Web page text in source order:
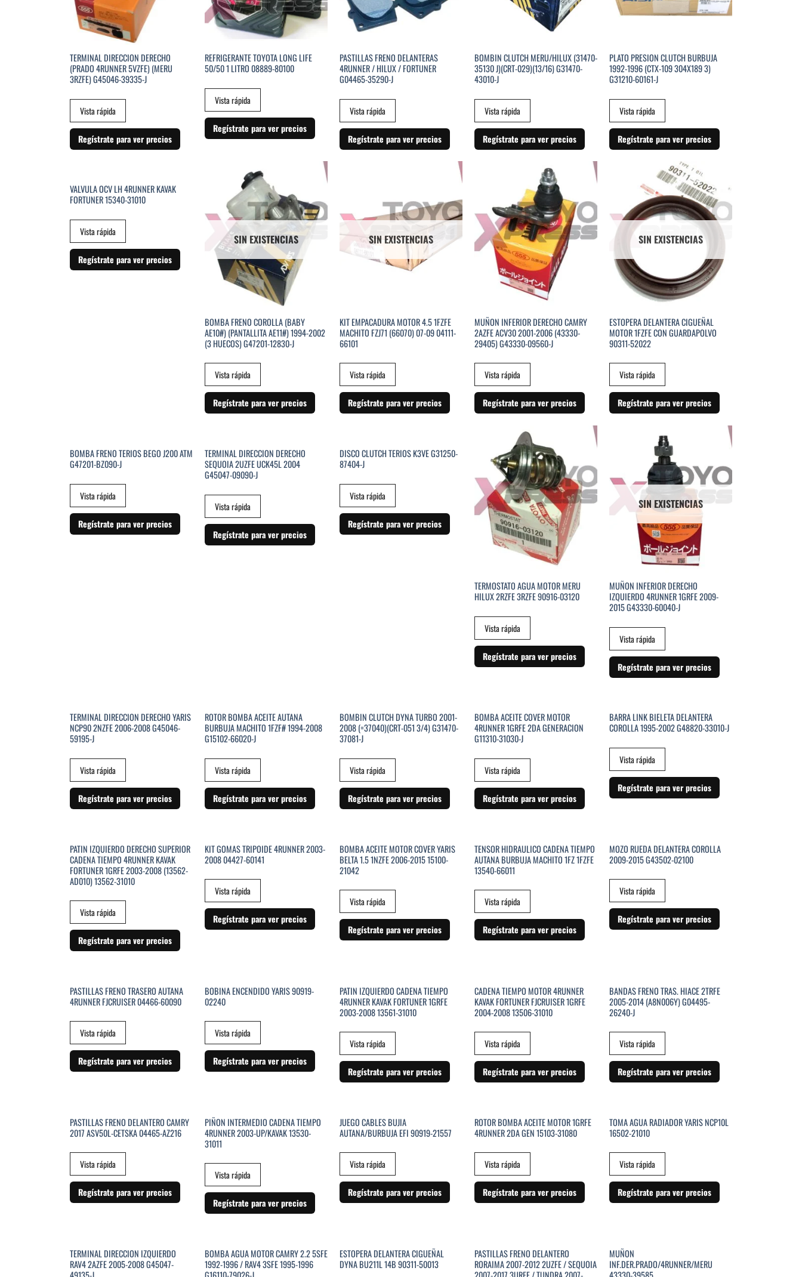
TERMINAL DIRECCION DERECHO
(PRADO 4RUNNER 5VZFE) (MERU
3RZFE) G45046-39335-J
Vista rápida
Regístrate para ver precios
REFRIGERANTE TOYOTA LONG LIFE
50/50 1 LITRO 08889-80100
Vista rápida
Regístrate para ver precios
PASTILLAS FRENO DELANTERAS
4RUNNER / HILUX / FORTUNER
G04465-35290-J
Vista rápida
Regístrate para ver precios
BOMBIN CLUTCH MERU/HILUX (31470-
35130 J)(CRT-029)(13/16) G31470-
43010-J
Vista rápida
Regístrate para ver precios
PLATO PRESION CLUTCH BURBUJA
1992-1996 (CTX-109 304X189 3)
G31210-60161-J
Vista rápida
Regístrate para ver precios
SIN EXISTENCIAS
VALVULA OCV LH 4RUNNER KAVAK
FORTUNER 15340-31010
Vista rápida
Regístrate para ver precios
SIN EXISTENCIAS
BOMBA FRENO COROLLA (BABY
AE10#) (PANTALLITA AE11#) 1994-2002
(3 HUECOS) G47201-12830-J
Vista rápida
Regístrate para ver precios
SIN EXISTENCIAS
KIT EMPACADURA MOTOR 4.5 1FZFE
MACHITO FZJ71 (66070) 07-09 04111-
66101
Vista rápida
Regístrate para ver precios
MUÑON INFERIOR DERECHO CAMRY
2AZFE ACV30 2001-2006 (43330-
29405) G43330-09560-J
Vista rápida
Regístrate para ver precios
SIN EXISTENCIAS
ESTOPERA DELANTERA CIGUEÑAL
MOTOR 1FZFE CON GUARDAPOLVO
90311-52022
Vista rápida
Regístrate para ver precios
BOMBA FRENO TERIOS BEGO J200 ATM
G47201-BZ090-J
Vista rápida
Regístrate para ver precios
SIN EXISTENCIAS
TERMINAL DIRECCION DERECHO
SEQUOIA 2UZFE UCK45L 2004
G45047-09090-J
Vista rápida
Regístrate para ver precios
SIN EXISTENCIAS
DISCO CLUTCH TERIOS K3VE G31250-
87404-J
Vista rápida
Regístrate para ver precios
TERMOSTATO AGUA MOTOR MERU
HILUX 2RZFE 3RZFE 90916-03120
Vista rápida
Regístrate para ver precios
SIN EXISTENCIAS
MUÑON INFERIOR DERECHO
IZQUIERDO 4RUNNER 1GRFE 2009-
2015 G43330-60040-J
Vista rápida
Regístrate para ver precios
TERMINAL DIRECCION DERECHO YARIS
NCP90 2NZFE 2006-2008 G45046-
59195-J
Vista rápida
Regístrate para ver precios
SIN EXISTENCIAS
ROTOR BOMBA ACEITE AUTANA
BURBUJA MACHITO 1FZF# 1994-2008
G15102-66020-J
Vista rápida
Regístrate para ver precios
SIN EXISTENCIAS
BOMBIN CLUTCH DYNA TURBO 2001-
2008 (=37040)(CRT-051 3/4) G31470-
37081-J
Vista rápida
Regístrate para ver precios
BOMBA ACEITE COVER MOTOR
4RUNNER 1GRFE 2DA GENERACION
G11310-31030-J
Vista rápida
Regístrate para ver precios
BARRA LINK BIELETA DELANTERA
COROLLA 1995-2002 G48820-33010-J
Vista rápida
Regístrate para ver precios
PATIN IZQUIERDO DERECHO SUPERIOR
CADENA TIEMPO 4RUNNER KAVAK
FORTUNER 1GRFE 2003-2008 (13562-
AD010) 13562-31010
Vista rápida
Regístrate para ver precios
SIN EXISTENCIAS
KIT GOMAS TRIPOIDE 4RUNNER 2003-
2008 04427-60141
Vista rápida
Regístrate para ver precios
BOMBA ACEITE MOTOR COVER YARIS
BELTA 1.5 1NZFE 2006-2015 15100-
21042
Vista rápida
Regístrate para ver precios
TENSOR HIDRAULICO CADENA TIEMPO
AUTANA BURBUJA MACHITO 1FZ 1FZFE
13540-66011
Vista rápida
Regístrate para ver precios
SIN EXISTENCIAS
MOZO RUEDA DELANTERA COROLLA
2009-2015 G43502-02100
Vista rápida
Regístrate para ver precios
SIN EXISTENCIAS
PASTILLAS FRENO TRASERO AUTANA
4RUNNER FJCRUISER 04466-60090
Vista rápida
Regístrate para ver precios
SIN EXISTENCIAS
BOBINA ENCENDIDO YARIS 90919-
02240
Vista rápida
Regístrate para ver precios
PATIN IZQUIERDO CADENA TIEMPO
4RUNNER KAVAK FORTUNER 1GRFE
2003-2008 13561-31010
Vista rápida
Regístrate para ver precios
CADENA TIEMPO MOTOR 4RUNNER
KAVAK FORTUNER FJCRUISER 1GRFE
2004-2008 13506-31010
Vista rápida
Regístrate para ver precios
SIN EXISTENCIAS
BANDAS FRENO TRAS. HIACE 2TRFE
2005-2014 (A8N006Y) G04495-
26240-J
Vista rápida
Regístrate para ver precios
SIN EXISTENCIAS
PASTILLAS FRENO DELANTERO CAMRY
2017 ASV50L-CETSKA 04465-AZ216
Vista rápida
Regístrate para ver precios
PIÑON INTERMEDIO CADENA TIEMPO
4RUNNER 2003-UP/KAVAK 13530-
31011
Vista rápida
Regístrate para ver precios
SIN EXISTENCIAS
JUEGO CABLES BUJIA
AUTANA/BURBUJA EFI 90919-21557
Vista rápida
Regístrate para ver precios
SIN EXISTENCIAS
ROTOR BOMBA ACEITE MOTOR 1GRFE
4RUNNER 2DA GEN 15103-31080
Vista rápida
Regístrate para ver precios
SIN EXISTENCIAS
TOMA AGUA RADIADOR YARIS NCP10L
16502-21010
Vista rápida
Regístrate para ver precios
SIN EXISTENCIAS
TERMINAL DIRECCION IZQUIERDO
RAV4 2AZFE 2005-2008 G45047-
SIN EXISTENCIAS
BOMBA AGUA MOTOR CAMRY 2.2 5SFE
1992-1996 / RAV4 3SFE 1995-1996
ESTOPERA DELANTERA CIGUEÑAL
DYNA BU211L 14B 90311-50013
PASTILLAS FRENO DELANTERO
RORAIMA 2007-2012 2UZFE / SEQUOIA
MUÑON
INF.DER.PRADO/4RUNNER/MERU